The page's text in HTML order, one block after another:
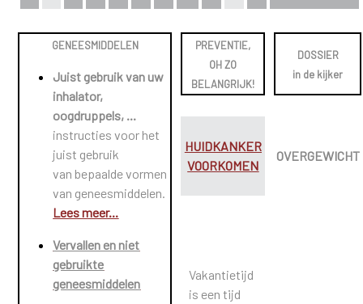
GENEESMIDDELEN
Juist gebruik van uw
inhalator,
oogdruppels, ...
instructies voor het
juist gebruik
van bepaalde vormen
van geneesmiddelen.
Lees meer...
Vervallen en niet
gebruikte
geneesmiddelen
PREVENTIE,
OH ZO
BELANGRIJK!
DOSSIER
in de kijker
HUIDKANKER
VOORKOMEN
OVERGEWICHT
Vakantietijd
is een tijd